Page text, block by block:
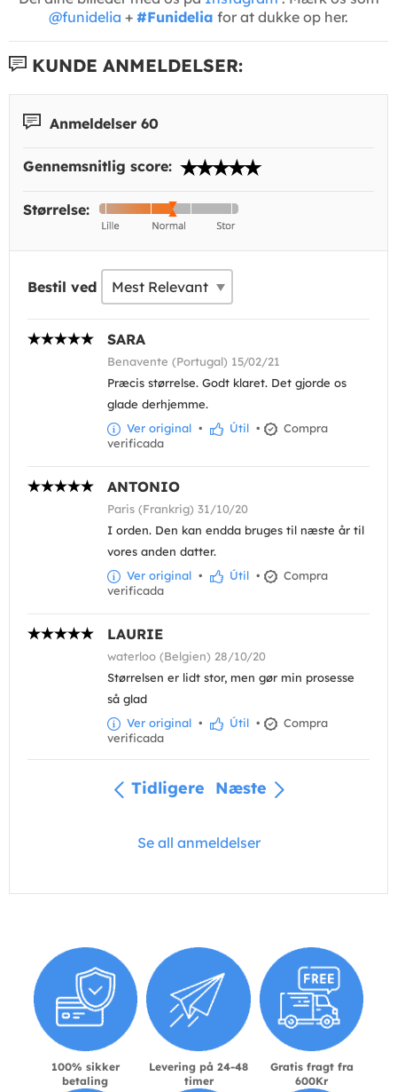
@funidelia + #Funidelia for at dukke op her.
KUNDE ANMELDELSER:
Anmeldelser 60
Gennemsnitlig score:
Størrelse:
Bestil ved
SARA
Benavente (Portugal) 15/02/21
Præcis størrelse. Godt klaret. Det gjorde os
glade derhjemme.
Ver original • Útil •
Compra
verificada
ANTONIO
Paris (Frankrig) 31/10/20
I orden. Den kan endda bruges til næste år til
vores anden datter.
Ver original • Útil •
Compra
verificada
LAURIE
waterloo (Belgien) 28/10/20
Størrelsen er lidt stor, men gør min prosesse
så glad
Ver original • Útil •
Compra
verificada
Tidligere Næste
Se all anmeldelser
100% sikker
betaling
Levering på 24-48
timer
Gratis fragt fra
600Kr